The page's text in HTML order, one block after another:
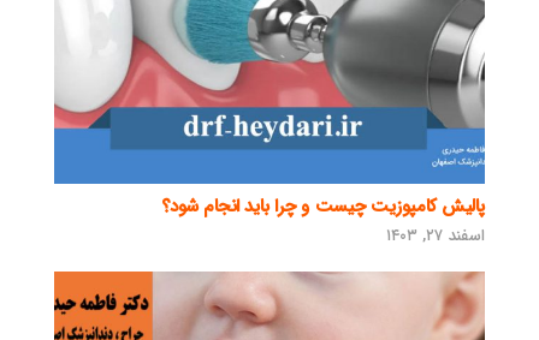
پالیش کامپوزیت چیست و چرا باید انجام شود؟
اسفند ۲۷, ۱۴۰۳